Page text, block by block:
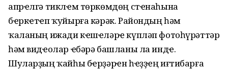
апрҽлгә тиклҽм төркөмдөң стҽнаһына
бҽркҽтҽп ҡуйырға кәрәк. Райондың һәм
ҡаланың ижади кҽшҽләрҽ күпләп фотоһүрәттәр
һәм видҽолар ҽбәрә башланы ла индҽ.
Шуларҙың ҡайһы бҽрҙәрҽн һҽҙҙҽң иғтибарға